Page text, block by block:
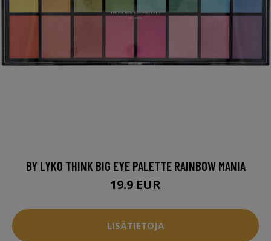
BY LYKO THINK BIG EYE PALETTE RAINBOW MANIA
19.9 EUR
LISÄTIETOJA